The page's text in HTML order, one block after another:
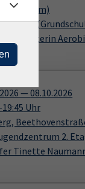
Hanisch
—08.10.2026
19:45 Uhr
2.
Tinette